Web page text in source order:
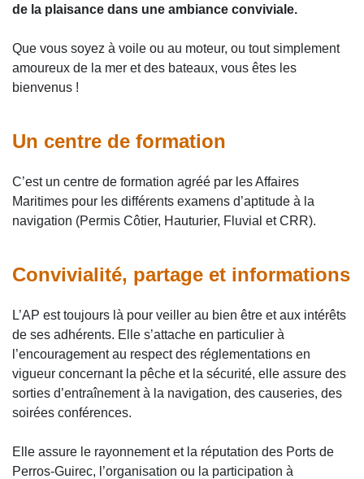
de la plaisance dans une ambiance conviviale.
Que vous soyez à voile ou au moteur, ou tout simplement
amoureux de la mer et des bateaux, vous êtes les
bienvenus !
Un centre de formation
C’est un centre de formation agréé par les Affaires
Maritimes pour les différents examens d’aptitude à la
navigation (Permis Côtier, Hauturier, Fluvial et CRR).
Convivialité, partage et informations
L’AP est toujours là pour veiller au bien être et aux intérêts
de ses adhérents. Elle s’attache en particulier à
l’encouragement au respect des réglementations en
vigueur concernant la pêche et la sécurité, elle assure des
sorties d’entraînement à la navigation, des causeries, des
soirées conférences.
Elle assure le rayonnement et la réputation des Ports de
Perros-Guirec, l’organisation ou la participation à